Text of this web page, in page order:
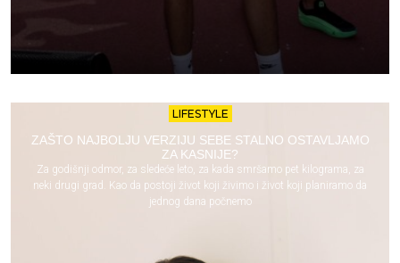
LIFESTYLE
ZAŠTO NAJBOLJU VERZIJU SEBE STALNO OSTAVLJAMO
ZA KASNIJE?
Za godišnji odmor, za sledeće leto, za kada smršamo pet kilograma, za
neki drugi grad. Kao da postoji život koji živimo i život koji planiramo da
jednog dana počnemo